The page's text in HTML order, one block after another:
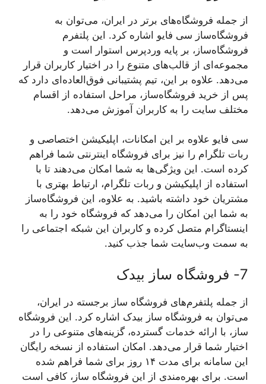
از جمله فروشگاه‌های برتر در ایران، می‌توان به
فروشگاه‌ساز سی فایو اشاره کرد. این پلتفرم
فروشگاه‌ساز، بر پایه وردپرس استوار است و
مجموعه‌ای از قالب‌های متنوع را در اختیار کاربران قرار
می‌دهد. علاوه بر این، تیم پشتیبانی فوق‌العاده‌ای دارد که
پس از خرید فروشگاه‌ساز، مراحل استفاده از اقسام
مختلف سایت را به کاربران آموزش می‌دهد.
سی فایو علاوه بر این امکانات، اپلیکیشن اختصاصی و
ربات تلگرام را نیز برای فروشگاه اینترنتی شما فراهم
کرده است. این ویژگی‌ها به شما امکان می‌دهند تا با
استفاده از اپلیکیشن و ربات تلگرام، ارتباط بهتری با
مشتریان خود داشته باشید. به علاوه، این فروشگاه‌ساز
به شما این امکان را می‌دهد که فروشگاه خود را به
اینستاگرام متصل کرده و کاربران این شبکه اجتماعی را
به سمت وب‌سایت شما جذب کنید.
7- فروشگاه ساز بیدک
از جمله پلتفرم‌های فروشگاه ساز برجسته در ایران،
می‌توان به فروشگاه ساز بیدک اشاره کرد. این فروشگاه
ساز، با ارائه خدمات گسترده، گزینه‌های متنوعی را در
اختیار شما قرار می‌دهد. امکان استفاده از نسخه رایگان
این سامانه برای مدت ۱۴ روز برای شما فراهم شده
است. برای بهره‌مندی از این فروشگاه ساز، کافی است